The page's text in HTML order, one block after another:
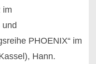
im
PHOENIX“ im
Hann.